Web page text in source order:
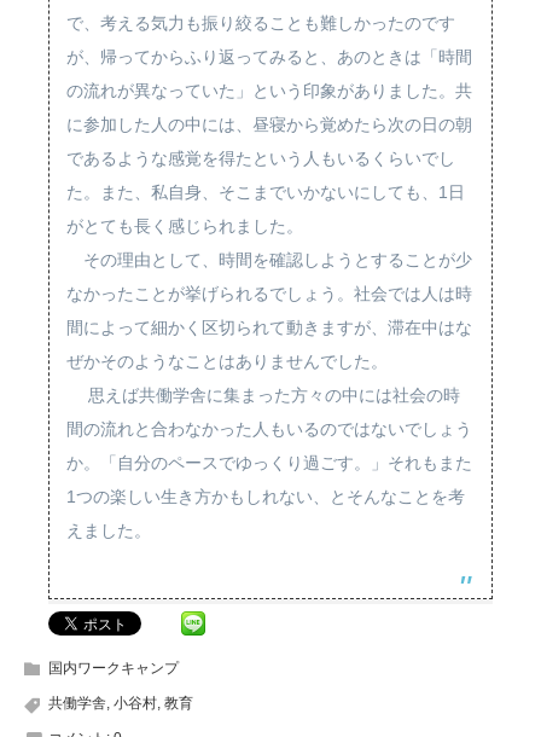
で、考える気力も振り絞ることも難しかったのです
が、帰ってからふり返ってみると、あのときは「時間
の流れが異なっていた」という印象がありました。共
に参加した人の中には、昼寝から覚めたら次の日の朝
であるような感覚を得たという人もいるくらいでし
た。また、私自身、そこまでいかないにしても、1日
がとても長く感じられました。
その理由として、時間を確認しようとすることが少
なかったことが挙げられるでしょう。社会では人は時
間によって細かく区切られて動きますが、滞在中はな
ぜかそのようなことはありませんでした。
思えば共働学舎に集まった方々の中には社会の時
間の流れと合わなかった人もいるのではないでしょう
か。「自分のペースでゆっくり過ごす。」それもまた
1つの楽しい生き方かもしれない、とそんなことを考
えました。
国内ワークキャンプ
共働学舎 小谷村 教育